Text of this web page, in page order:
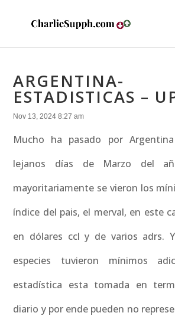
ARGENTINA-
ESTADISTICAS –
Nov 13, 2024 8:27 am
Mucho ha pasado por
lejanos días de Marzo del
mayoritariamente se vieron los
índice del pais, el merval, en este
en dólares ccl y de varios adrs.
especies tuvieron mínimos
estadística esta tomada en
diario y por ende pueden no